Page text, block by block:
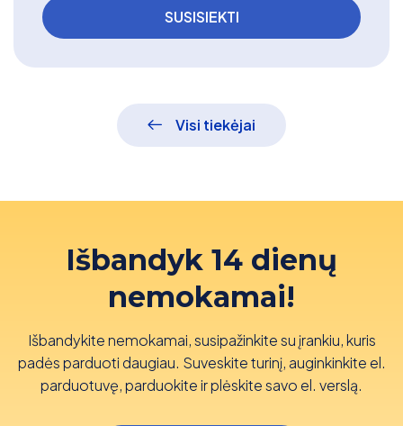
Visi tiekėjai
Išbandyk 14 dienų
nemokamai!
Išbandykite nemokamai, susipažinkite su įrankiu, kuris
padės parduoti daugiau. Suveskite turinį, auginkinkite el.
parduotuvę, parduokite ir plėskite savo el. verslą.